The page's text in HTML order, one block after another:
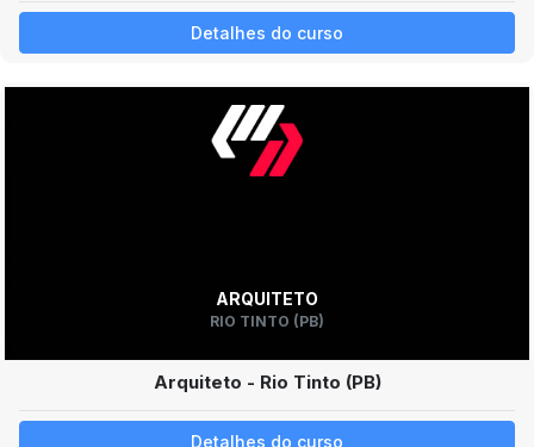
Detalhes do curso
ARQUITETO
RIO TINTO (PB)
Arquiteto - Rio Tinto (PB)
Detalhes do curso